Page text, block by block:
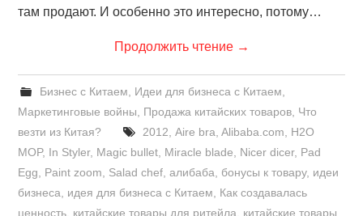
там продают. И особенно это интересно, потому…
Продолжить чтение →
Бизнес с Китаем Идеи для бизнеса с Китаем
Маркетинговые войны
Продажа китайских товаров Что
везти из Китая?
2012 Aire bra Alibaba.com
H2O
MOP, In Styler, Magic bullet Miracle blade Nicer dicer, Pad
Egg
Paint zoom Salad chef ,алибаба бонусы к товару, идеи
бизнеса
идея для бизнеса с Китаем
Как создавалась
ценность китайские товары для ритейла
китайские товары